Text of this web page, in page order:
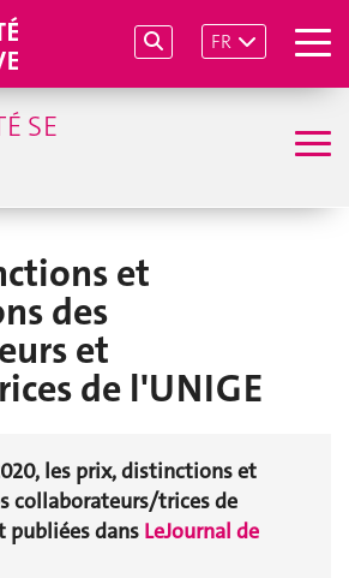
FR
SE
et
des
et
de l'UNIGE
les prix, distinctions et
collaborateurs/trices de
publiées dans LeJournal de